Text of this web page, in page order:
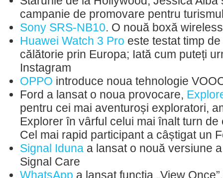
campanie de promovare pentru
Sony SRS-NB10. O nouă boxă
Huawei Watch 3 Pro este testat timp
călătorie prin Europa; Iată cum puteți
Instagram
OPPO introduce noua tehnologie
Ford a lansat o noua provocare,
pentru cei mai aventuroși exploratori,
Explorer în vârful celui mai înalt turn
Cel mai rapid participant a câștigat un
Signal Iduna a lansat o nouă versiune
Signal Care
WhatsApp a lansat funcţia „View